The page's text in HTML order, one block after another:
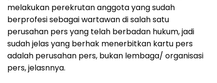
melakukan perekrutan anggota yang sudah
berprofesi sebagai wartawan di salah satu
perusahan pers yang telah berbadan hukum, jadi
sudah jelas yang berhak menerbitkan kartu pers
adalah perusahan pers, bukan lembaga/ organisasi
pers, jelasnnya.